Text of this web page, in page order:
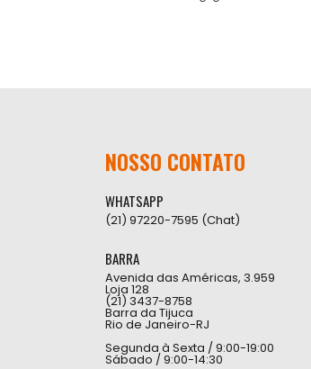
NOSSO CONTATO
WHATSAPP
(21) 97220-7595 (Chat)
BARRA
Avenida das Américas, 3.959
Loja 128
(21) 3437-8758
Barra da Tijuca
Rio de Janeiro-RJ
Segunda à Sexta / 9:00-19:00
Sábado / 9:00-14:30